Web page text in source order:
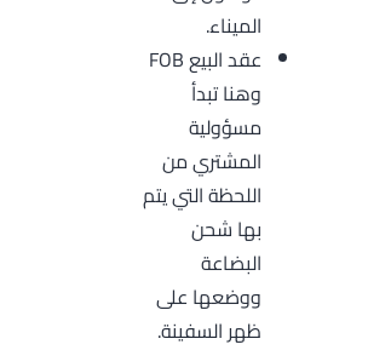
الميناء.
عقد البيع FOB
وهنا تبدأ
مسؤولية
المشتري من
اللحظة التي يتم
بها شحن
البضاعة
ووضعها على
ظهر السفينة.